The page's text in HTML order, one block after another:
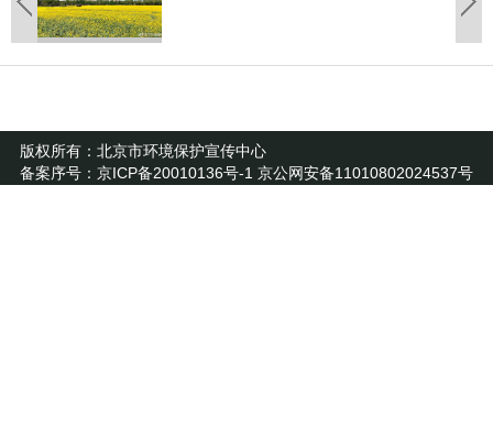
版权所有：北京市环境保护宣传中心
备案序号：京ICP备20010136号-1 京公网安备11010802024537号